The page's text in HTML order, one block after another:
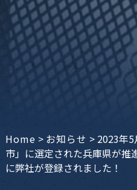
Home > お知らせ > 2023年
市」に選定された兵庫県が推
に弊社が登録されました！